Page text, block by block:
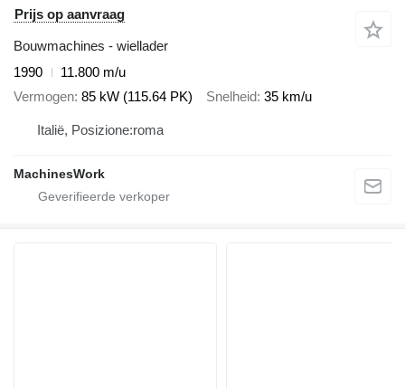
Prijs op aanvraag
Bouwmachines - wiellader
1990
11.800 m/u
Vermogen 85 kW (115.64 PK) Snelheid 35 km/u
Italië, Posizione:roma
MachinesWork